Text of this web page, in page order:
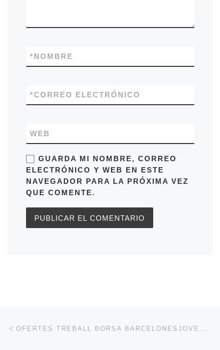
NOMBRE
*
CORREO ELECTRÓNICO
*
WEB
GUARDA MI NOMBRE, CORREO
ELECTRÓNICO Y WEB EN ESTE
NAVEGADOR PARA LA PRÓXIMA VEZ
QUE COMENTE.
Navegación de entradas